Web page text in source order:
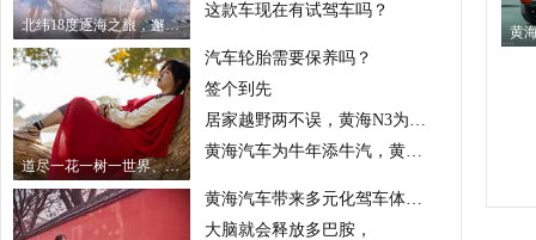
北纬18度逐海之旅，邂逅冷门秘境
这款车现在有试驾车吗？
道尽一花一树一世界、一生一梦三千年---额济纳旗
汽车轮胎需要保养吗？
签个到先
居家越野两不误，黄海N3为你的驾乘创造更多可能
黄海汽车为牛年添牛汽，黄海N3带来多元化乘车体验
黄海汽车带来多元化驾车体验，N3系列皮卡“一车多用”
大脑就会释放多巴胺，